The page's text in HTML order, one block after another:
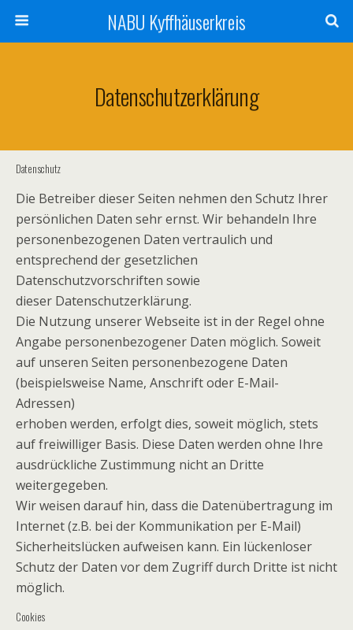
NABU Kyffhäuserkreis
Datenschutzerklärung
Datenschutz
Die Betreiber dieser Seiten nehmen den Schutz Ihrer
persönlichen Daten sehr ernst. Wir behandeln Ihre
personenbezogenen Daten vertraulich und
entsprechend der gesetzlichen
Datenschutzvorschriften sowie
dieser Datenschutzerklärung.
Die Nutzung unserer Webseite ist in der Regel ohne
Angabe personenbezogener Daten möglich. Soweit
auf unseren Seiten personenbezogene Daten
(beispielsweise Name, Anschrift oder E-Mail-
Adressen)
erhoben werden, erfolgt dies, soweit möglich, stets
auf freiwilliger Basis. Diese Daten werden ohne Ihre
ausdrückliche Zustimmung nicht an Dritte
weitergegeben.
Wir weisen darauf hin, dass die Datenübertragung im
Internet (z.B. bei der Kommunikation per E-Mail)
Sicherheitslücken aufweisen kann. Ein lückenloser
Schutz der Daten vor dem Zugriff durch Dritte ist nicht
möglich.
Cookies